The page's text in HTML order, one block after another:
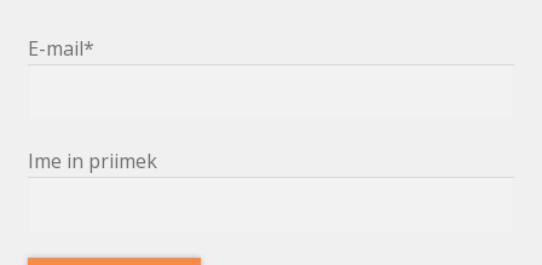
E-mail*
Ime in priimek